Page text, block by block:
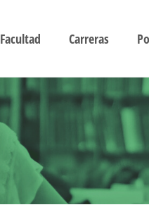
Facultad Carreras